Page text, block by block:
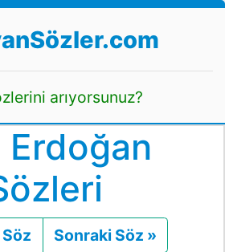
arıyorsunuz?
Erdoğan
Önceki
Sonraki Söz »